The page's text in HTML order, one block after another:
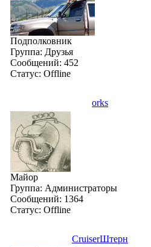
Подполковник
Группа: Друзья
Сообщений: 452
Статус: Offline
orks
Майор
Группа: Администраторы
Сообщений: 1364
Статус: Offline
СruiserШтерн